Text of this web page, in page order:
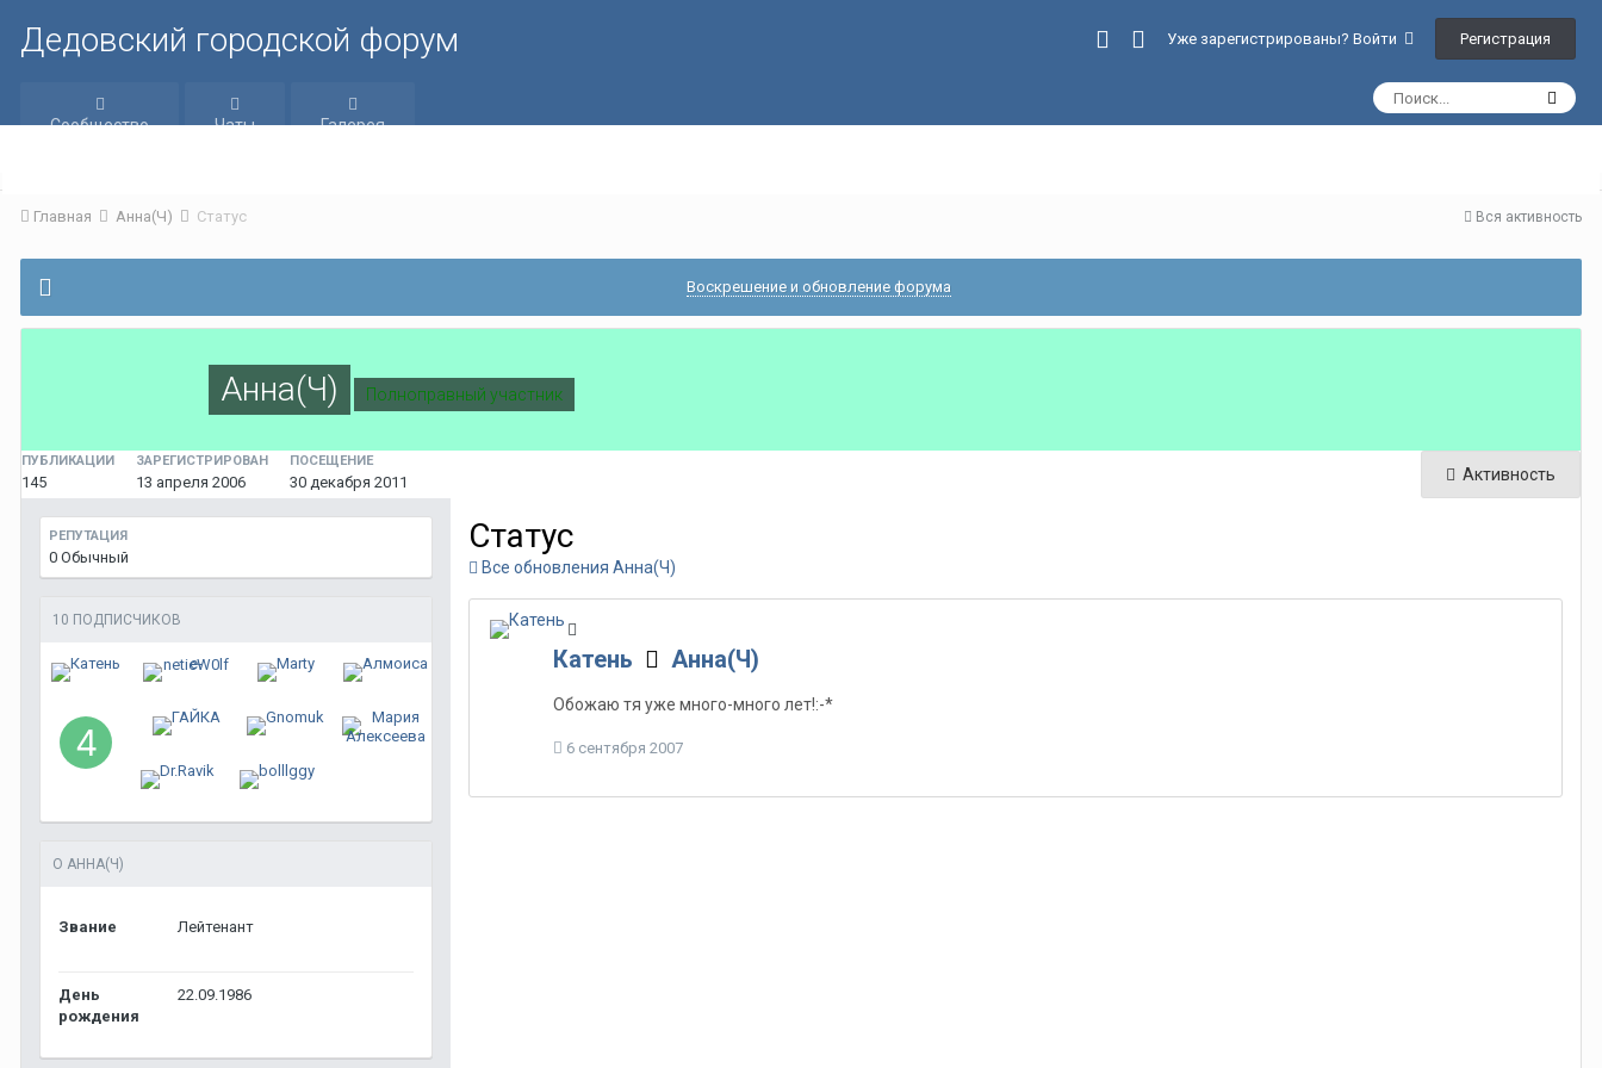
Дедовский городской форум Уже зарегистрированы? Войти Регистрация
Сообщество Чаты Галерея
Вся активность
Главная Анна(Ч) Статус
Воскрешение и обновление форума
Анна(Ч) Полноправный участник
Активность
ПУБЛИКАЦИИ
145
ЗАРЕГИСТРИРОВАН
13 апреля 2006
ПОСЕЩЕНИЕ
30 декабря 2011
РЕПУТАЦИЯ
0 Обычный
10 ПОДПИСЧИКОВ
О АННА(Ч)
Звание Лейтенант
День
рождения
22.09.1986
Статус
Все обновления Анна(Ч)
Катень Анна(Ч)
Обожаю тя уже много-много лет!:-*
6 сентября 2007